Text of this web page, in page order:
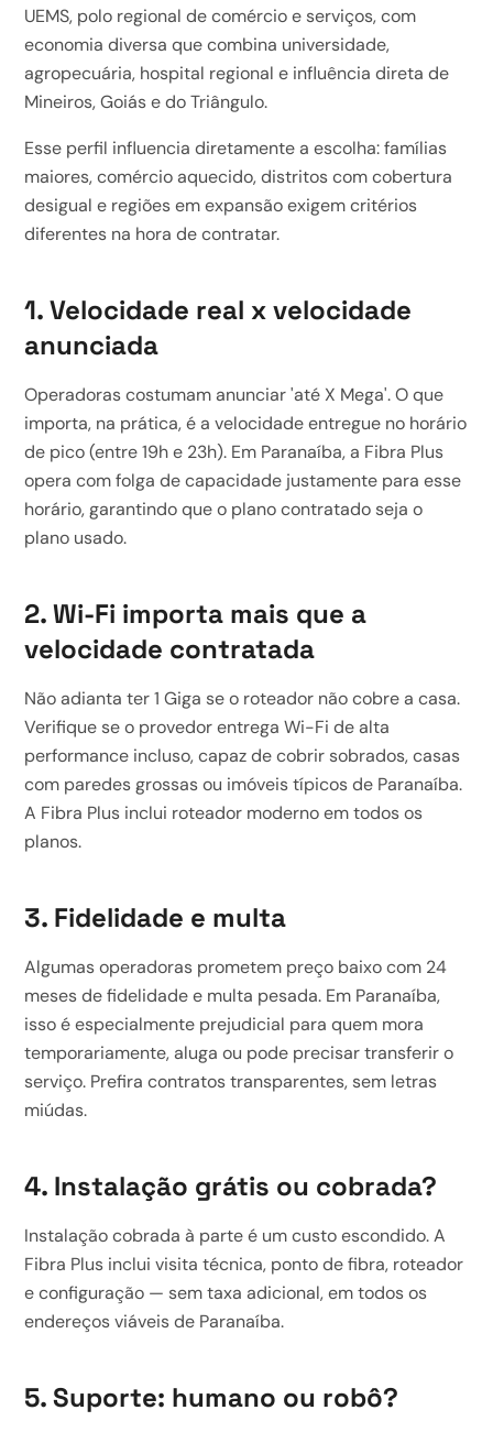
UEMS, polo regional de comércio e serviços, com
economia diversa que combina universidade,
agropecuária, hospital regional e influência direta de
Mineiros, Goiás e do Triângulo.
Esse perfil influencia diretamente a escolha: famílias
maiores, comércio aquecido, distritos com cobertura
desigual e regiões em expansão exigem critérios
diferentes na hora de contratar.
1. Velocidade real x velocidade
anunciada
Operadoras costumam anunciar 'até X Mega'. O que
importa, na prática, é a velocidade entregue no horário
de pico (entre 19h e 23h). Em Paranaíba, a Fibra Plus
opera com folga de capacidade justamente para esse
horário, garantindo que o plano contratado seja o
plano usado.
2. Wi-Fi importa mais que a
velocidade contratada
Não adianta ter 1 Giga se o roteador não cobre a casa.
Verifique se o provedor entrega Wi-Fi de alta
performance incluso, capaz de cobrir sobrados, casas
com paredes grossas ou imóveis típicos de Paranaíba.
A Fibra Plus inclui roteador moderno em todos os
planos.
3. Fidelidade e multa
Algumas operadoras prometem preço baixo com 24
meses de fidelidade e multa pesada. Em Paranaíba,
isso é especialmente prejudicial para quem mora
temporariamente, aluga ou pode precisar transferir o
serviço. Prefira contratos transparentes, sem letras
miúdas.
4. Instalação grátis ou cobrada?
Instalação cobrada à parte é um custo escondido. A
Fibra Plus inclui visita técnica, ponto de fibra, roteador
e configuração — sem taxa adicional, em todos os
endereços viáveis de Paranaíba.
5. Suporte: humano ou robô?